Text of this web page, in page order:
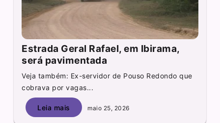
Estrada Geral Rafael, em Ibirama,
será pavimentada
Veja também: Ex-servidor de Pouso Redondo que
cobrava por vagas...
Leia mais maio 25, 2026